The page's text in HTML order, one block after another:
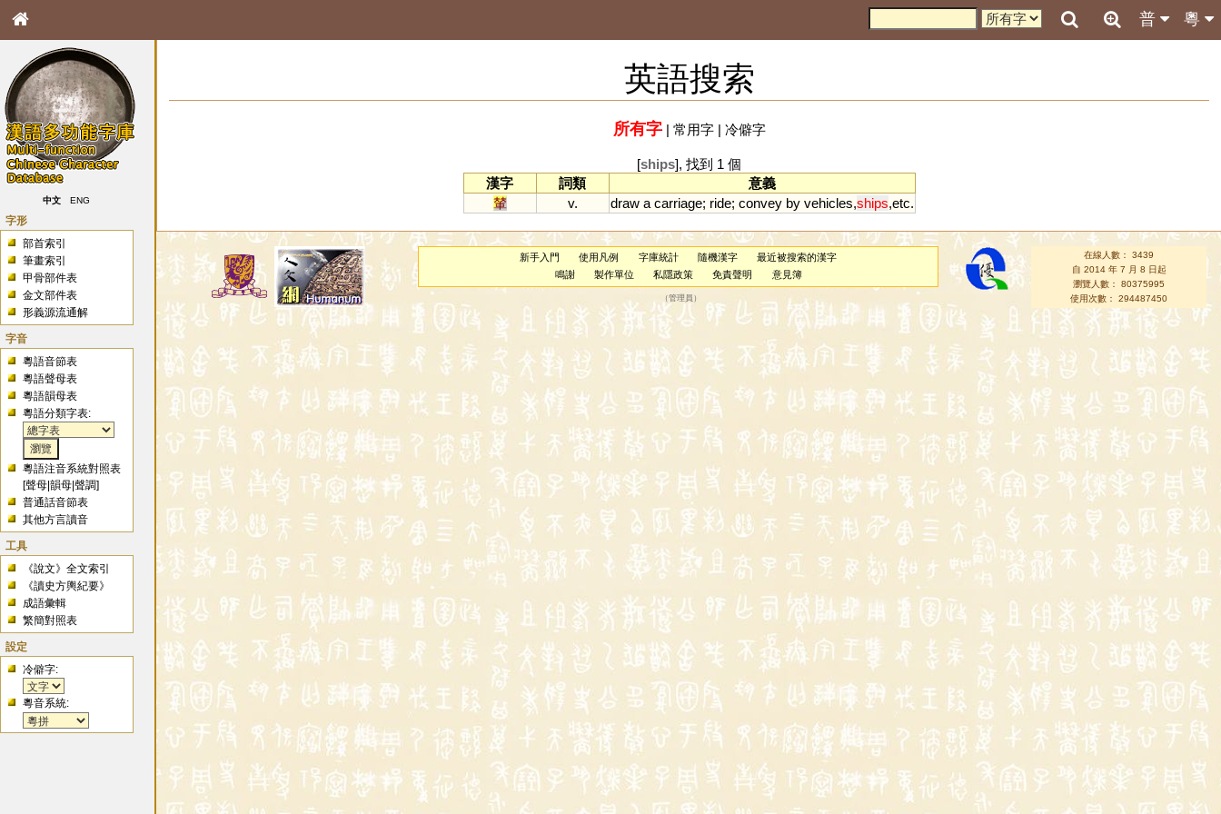
粵
普
中文 ENG
字形
部首索引
筆畫索引
甲骨部件表
金文部件表
形義源流通解
字音
粵語音節表
粵語聲母表
粵語韻母表
粵語分類字表:
粵語注音系統對照表
[聲母 |韻母 |聲調]
普通話音節表
其他方言讀音
工具
《說文》全文索引
《讀史方輿紀要》
成語彙輯
繁簡對照表
設定
冷僻字:
粵音系統:
英語搜索
所有字| 常用字| 冷僻字
[ships], 找到 1 個
漢字
詞類
意義
輦
v. draw a carriage; ride; convey by vehicles,ships,etc.
新手入門 使用凡例 字庫統計 隨機漢字
最近被搜索的漢字
鳴謝
製作單位 私隱政策 免責聲明 意見簿
（管理員 ）
在線人數： 3439
自 2014 年 7 月 8 日起
瀏覽人數： 80375995
使用次數： 294487450